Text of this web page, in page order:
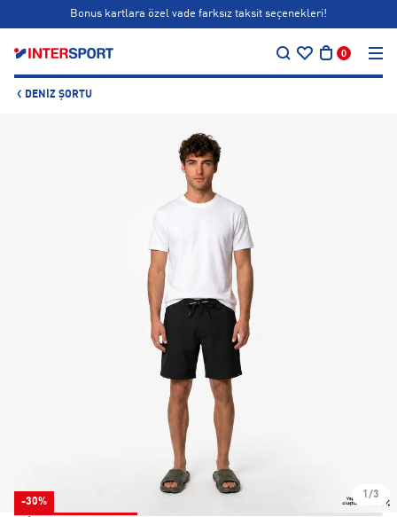
Bonus kartlara özel vade farksız taksit seçenekleri!
0
DENIZ ŞORTU
-30%
1/3